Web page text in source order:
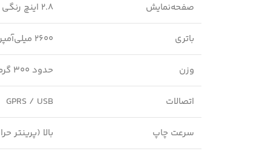
صفحه‌نمایش 2.8 اینچ رنگی
باتری 2600 میلی‌آمپر، قابل شارژ
وزن حدود 300 گرم
اتصالات GPRS / USB
سرعت چاپ بالا (پرینتر